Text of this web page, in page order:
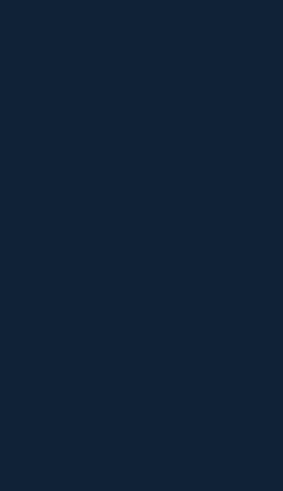
kiezen?
oplossen.
te